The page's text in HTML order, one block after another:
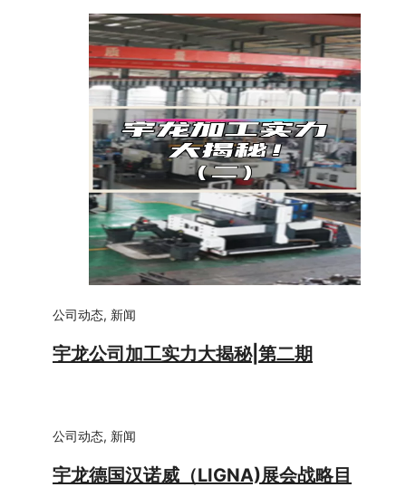
公司动态, 新闻
宇龙公司加工实力大揭秘|第二期
公司动态, 新闻
宇龙德国汉诺威（LIGNA)展会战略目